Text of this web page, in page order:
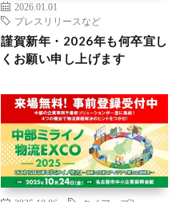
2026.01.01
プレスリリースなど
謹賀新年・2026年も何卒宜し
くお願い申し上げます